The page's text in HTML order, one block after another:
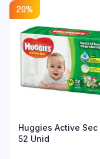
quantity
20%
Huggies Active Sec
52 Unid